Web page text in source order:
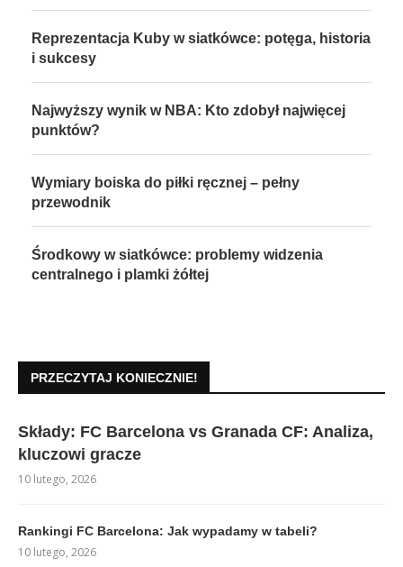
Reprezentacja Kuby w siatkówce: potęga, historia
i sukcesy
Najwyższy wynik w NBA: Kto zdobył najwięcej
punktów?
Wymiary boiska do piłki ręcznej – pełny
przewodnik
Środkowy w siatkówce: problemy widzenia
centralnego i plamki żółtej
PRZECZYTAJ KONIECZNIE!
Składy: FC Barcelona vs Granada CF: Analiza,
kluczowi gracze
10 lutego, 2026
Rankingi FC Barcelona: Jak wypadamy w tabeli?
10 lutego, 2026